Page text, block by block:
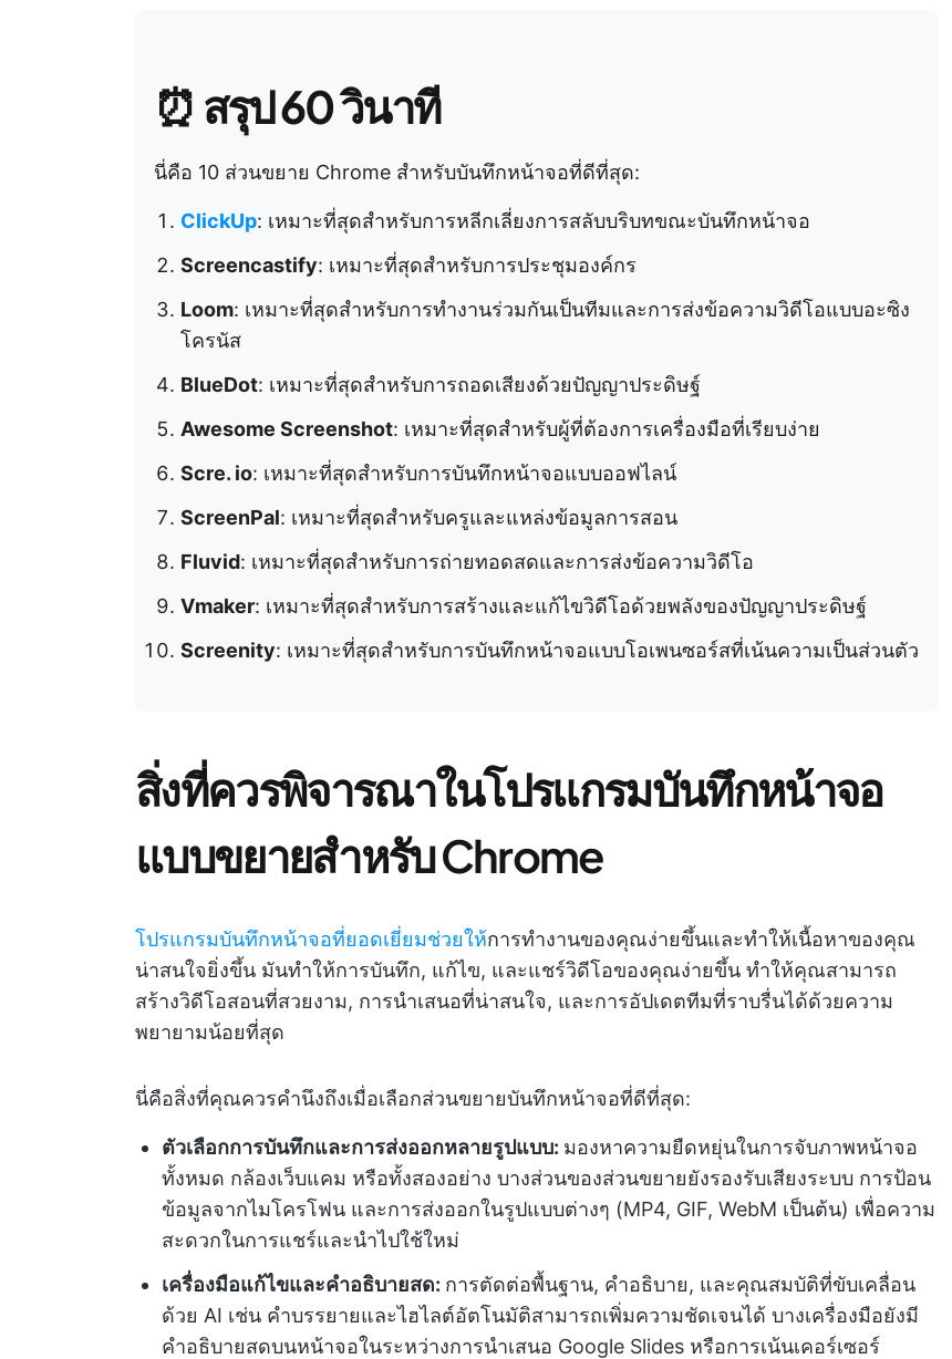
⏰ สรุป 60 วินาที
นี่คือ 10 ส่วนขยาย Chrome สำหรับบันทึกหน้าจอที่ดีที่สุด:
ClickUp: เหมาะที่สุดสำหรับการหลีกเลี่ยงการสลับบริบทขณะบันทึกหน้าจอ
Screencastify: เหมาะที่สุดสำหรับการประชุมองค์กร
Loom: เหมาะที่สุดสำหรับการทำงานร่วมกันเป็นทีมและการส่งข้อความวิดีโอแบบอะซิง
โครนัส
BlueDot: เหมาะที่สุดสำหรับการถอดเสียงด้วยปัญญาประดิษฐ์
Awesome Screenshot: เหมาะที่สุดสำหรับผู้ที่ต้องการเครื่องมือที่เรียบง่าย
Scre. io: เหมาะที่สุดสำหรับการบันทึกหน้าจอแบบออฟไลน์
ScreenPal: เหมาะที่สุดสำหรับครูและแหล่งข้อมูลการสอน
Fluvid: เหมาะที่สุดสำหรับการถ่ายทอดสดและการส่งข้อความวิดีโอ
Vmaker: เหมาะที่สุดสำหรับการสร้างและแก้ไขวิดีโอด้วยพลังของปัญญาประดิษฐ์
Screenity: เหมาะที่สุดสำหรับการบันทึกหน้าจอแบบโอเพนซอร์สที่เน้นความเป็นส่วนตัว
สิ่งที่ควรพิจารณาในโปรแกรมบันทึกหน้าจอ
แบบขยายสำหรับ Chrome
โปรแกรมบันทึกหน้าจอที่ยอดเยี่ยมช่วยให้การทำงานของคุณง่ายขึ้นและทำให้เนื้อหาของคุณ
น่าสนใจยิ่งขึ้น มันทำให้การบันทึก, แก้ไข, และแชร์วิดีโอของคุณง่ายขึ้น ทำให้คุณสามารถ
สร้างวิดีโอสอนที่สวยงาม, การนำเสนอที่น่าสนใจ, และการอัปเดตทีมที่ราบรื่นได้ด้วยความ
พยายามน้อยที่สุด
นี่คือสิ่งที่คุณควรคำนึงถึงเมื่อเลือกส่วนขยายบันทึกหน้าจอที่ดีที่สุด:
ตัวเลือกการบันทึกและการส่งออกหลายรูปแบบ: มองหาความยืดหยุ่นในการจับภาพหน้าจอ
ทั้งหมด กล้องเว็บแคม หรือทั้งสองอย่าง บางส่วนของส่วนขยายยังรองรับเสียงระบบ การป้อน
ข้อมูลจากไมโครโฟน และการส่งออกในรูปแบบต่างๆ (MP4, GIF, WebM เป็นต้น) เพื่อความ
สะดวกในการแชร์และนำไปใช้ใหม่
เครื่องมือแก้ไขและคำอธิบายสด: การตัดต่อพื้นฐาน, คำอธิบาย, และคุณสมบัติที่ขับเคลื่อน
ด้วย AI เช่น คำบรรยายและไฮไลต์อัตโนมัติสามารถเพิ่มความชัดเจนได้ บางเครื่องมือยังมี
คำอธิบายสดบนหน้าจอในระหว่างการนำเสนอ Google Slides หรือการเน้นเคอร์เซอร์